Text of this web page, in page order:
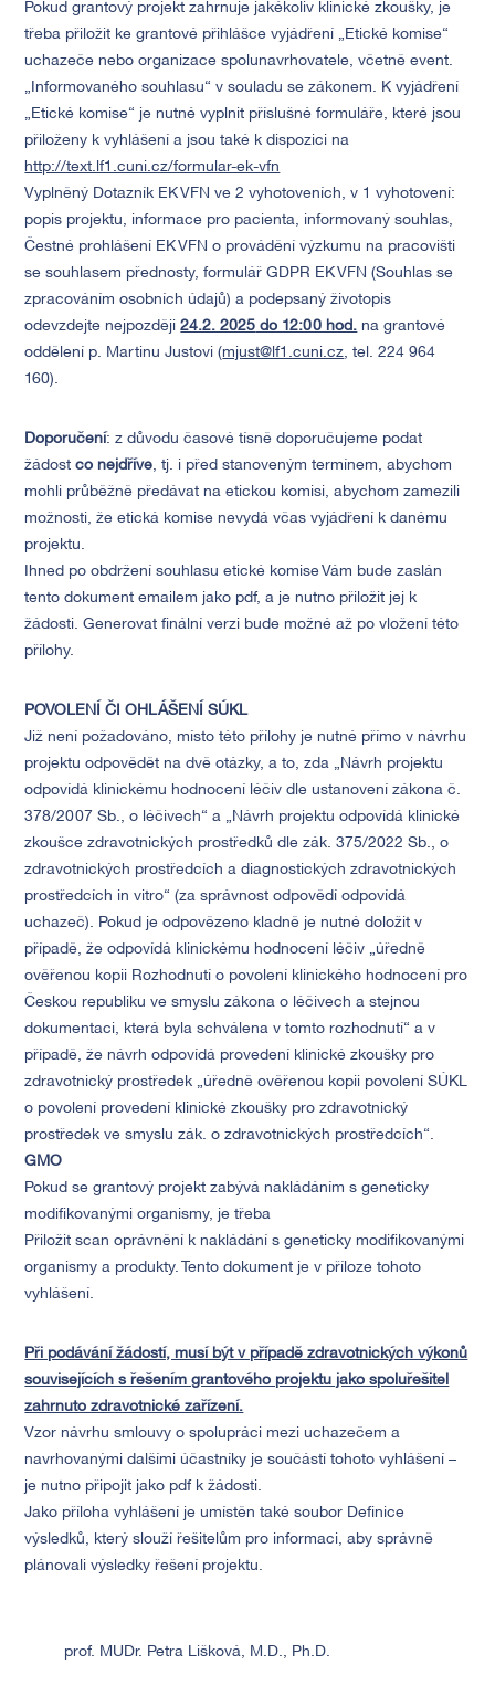
Pokud grantový projekt zahrnuje jakékoliv klinické zkoušky, je
třeba přiložit ke grantové přihlášce vyjádření „Etické komise“
uchazeče nebo organizace spolunavrhovatele, včetně event.
„Informovaného souhlasu“ v souladu se zákonem. K vyjádření
„Etické komise“ je nutné vyplnit příslušné formuláře, které jsou
přiloženy k vyhlášení a jsou také k dispozici na
http://text.lf1.cuni.cz/formular-ek-vfn
Vyplněný Dotazník EK VFN ve 2 vyhotoveních, v 1 vyhotovení:
popis projektu, informace pro pacienta, informovaný souhlas,
Čestné prohlášení EK VFN o provádění výzkumu na pracovišti
se souhlasem přednosty, formulář GDPR EK VFN (Souhlas se
zpracováním osobních údajů) a podepsaný životopis
odevzdejte nejpozději24.2. 2025 do 12:00 hod. na grantové
oddělení p. Martinu Justovi (mjust@lf1.cuni.cz, tel. 224 964
160).
Doporučení: z důvodu časové tísně doporučujeme podat
žádostco nejdříve, tj. i před stanoveným termínem, abychom
mohli průběžně předávat na etickou komisi, abychom zamezili
možnosti, že etická komise nevydá včas vyjádření k danému
projektu.
Ihned po obdržení souhlasu etické komise Vám bude zaslán
tento dokument emailem jako pdf, a je nutno přiložit jej k
žádosti. Generovat finální verzi bude možné až po vložení této
přílohy.
POVOLENÍ ČI OHLÁŠENÍ SÚKL
Již není požadováno, místo této přílohy je nutné přímo v návrhu
projektu odpovědět na dvě otázky, a to, zda „Návrh projektu
odpovídá klinickému hodnocení léčiv dle ustanovení zákona č.
378/2007 Sb., o léčivech“ a „Návrh projektu odpovídá klinické
zkoušce zdravotnických prostředků dle zák. 375/2022 Sb., o
zdravotnických prostředcích a diagnostických zdravotnických
prostředcích in vitro“ (za správnost odpovědí odpovídá
uchazeč). Pokud je odpovězeno kladně je nutné doložit v
případě, že odpovídá klinickému hodnocení léčiv „úředně
ověřenou kopii Rozhodnutí o povolení klinického hodnocení pro
Českou republiku ve smyslu zákona o léčivech a stejnou
dokumentaci, která byla schválena v tomto rozhodnutí“ a v
případě, že návrh odpovídá provedení klinické zkoušky pro
zdravotnický prostředek „úředně ověřenou kopii povolení SÚKL
o povolení provedení klinické zkoušky pro zdravotnický
prostředek ve smyslu zák. o zdravotnických prostředcích“.
GMO
Pokud se grantový projekt zabývá nakládáním s geneticky
modifikovanými organismy, je třeba
Přiložit scan oprávnění k nakládání s geneticky modifikovanými
organismy a produkty. Tento dokument je v příloze tohoto
vyhlášení.
Při podávání žádostí, musí být v případě zdravotnických výkonů
souvisejících s řešením grantového projektu jako spoluřešitel
zahrnuto zdravotnické zařízení.
Vzor návrhu smlouvy o spolupráci mezi uchazečem a
navrhovanými dalšími účastníky je součástí tohoto vyhlášení –
je nutno připojit jako pdf k žádosti.
Jako příloha vyhlášení je umístěn také soubor Definice
výsledků, který slouží řešitelům pro informaci, aby správně
plánovali výsledky řešení projektu.
prof. MUDr. Petra Lišková, M.D., Ph.D.